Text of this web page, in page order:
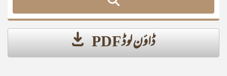
ڈاؤن لوڈ PDF